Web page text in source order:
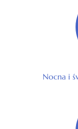
Nocna i